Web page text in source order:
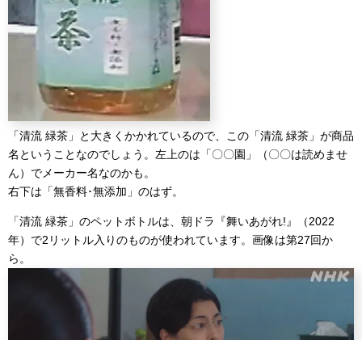
「清流 緑茶」と大きくかかれているので、この「清流 緑茶」が商品
名ということなのでしょう。左上のは「〇〇園」（〇〇は読めませ
ん）でメーカー名なのかも。
右下は「無香料･無添加」のはず。
「清流 緑茶」のペットボトルは、朝ドラ『舞いあがれ!』（2022
年）で2リットル入りのものが使われています。画像は第27回か
ら。